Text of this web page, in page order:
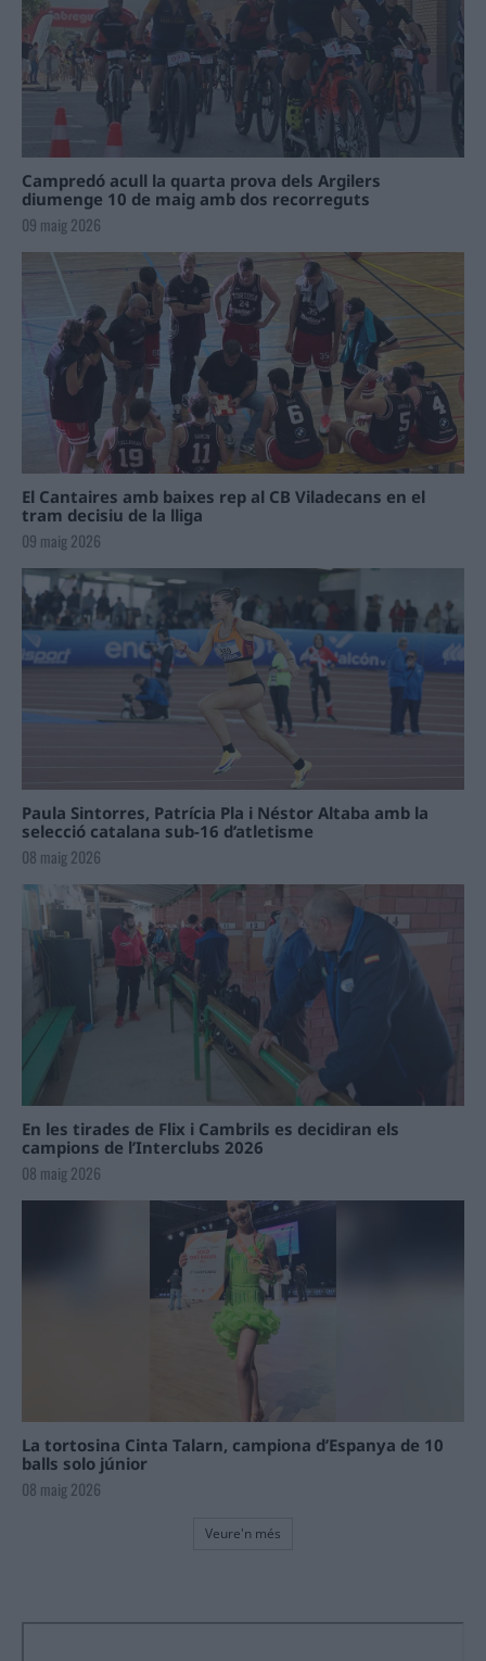
Campredó acull la quarta prova dels Argilers
diumenge 10 de maig amb dos recorreguts
09 maig 2026
El Cantaires amb baixes rep al CB Viladecans en el
tram decisiu de la lliga
09 maig 2026
Paula Sintorres, Patrícia Pla i Néstor Altaba amb la
selecció catalana sub-16 d’atletisme
08 maig 2026
En les tirades de Flix i Cambrils es decidiran els
campions de l’Interclubs 2026
08 maig 2026
La tortosina Cinta Talarn, campiona d’Espanya de 10
balls solo júnior
08 maig 2026
Veure'n més